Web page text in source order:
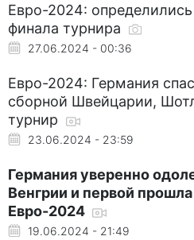
Евро-2024: определились
финала турнира
27.06.2024 - 00:36
Евро-2024: Германия
сборной Швейцарии,
турнир
23.06.2024 - 23:59
Германия уверенно
Венгрии и первой
Евро-2024
19.06.2024 - 21:49